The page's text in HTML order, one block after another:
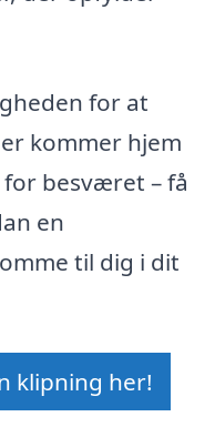
for at
kommer hjem
besværet – få
en
til dig i dit
klipning her!